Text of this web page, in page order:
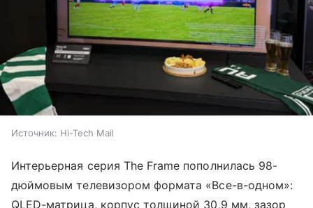
Источник: Hi-Tech Mail
Интерьерная серия The Frame пополнилась 98-
дюймовым телевизором формата «Все-в-одном»:
QLED-матрица, корпус толщиной 30,9 мм, зазор